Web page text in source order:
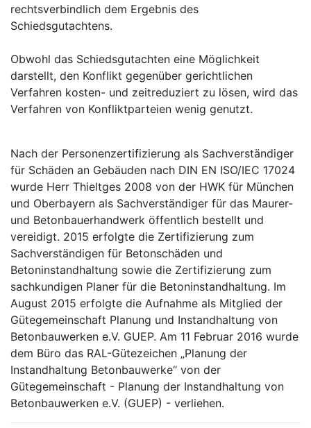
rechtsverbindlich dem Ergebnis des
Schiedsgutachtens.
Obwohl das Schiedsgutachten eine Möglichkeit
darstellt, den Konflikt gegenüber gerichtlichen
Verfahren kosten- und zeitreduziert zu lösen, wird das
Verfahren von Konfliktparteien wenig genutzt.
Nach der Personenzertifizierung als Sachverständiger
für Schäden an Gebäuden nach DIN EN ISO/IEC 17024
wurde Herr Thieltges 2008 von der HWK für München
und Oberbayern als Sachverständiger für das Maurer-
und Betonbauerhandwerk öffentlich bestellt und
vereidigt. 2015 erfolgte die Zertifizierung zum
Sachverständigen für Betonschäden und
Betoninstandhaltung sowie die Zertifizierung zum
sachkundigen Planer für die Betoninstandhaltung. Im
August 2015 erfolgte die Aufnahme als Mitglied der
Gütegemeinschaft Planung und Instandhaltung von
Betonbauwerken e.V. GUEP. Am 11 Februar 2016 wurde
dem Büro das RAL-Gütezeichen „Planung der
Instandhaltung Betonbauwerke“ von der
Gütegemeinschaft - Planung der Instandhaltung von
Betonbauwerken e.V. (GUEP) - verliehen.